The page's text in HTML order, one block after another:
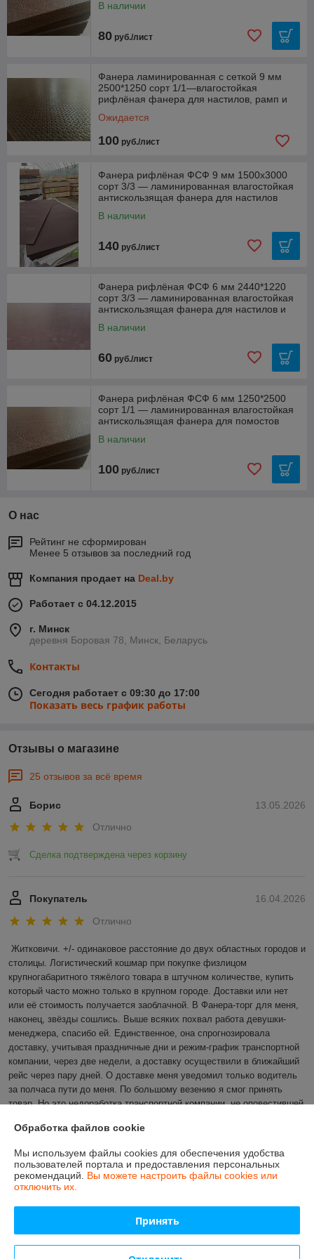
В наличии
80 руб./лист
Фанера ламинированная с сеткой 9 мм
2500*1250 сорт 1/1—влагостойкая
рифлёная фанера для настилов, рамп и
Ожидается
100 руб./лист
Фанера рифлёная ФСФ 9 мм 1500x3000
сорт 3/3 — ламинированная влагостойкая
антискользящая фанера для настилов
В наличии
140 руб./лист
Фанера рифлёная ФСФ 6 мм 2440*1220
сорт 3/3 — ламинированная влагостойкая
антискользящая фанера для настилов и
В наличии
60 руб./лист
Фанера рифлёная ФСФ 6 мм 1250*2500
сорт 1/1 — ламинированная влагостойкая
антискользящая фанера для помостов
В наличии
100 руб./лист
О нас
Рейтинг не сформирован
Менее 5 отзывов за последний год
Компания продает на Deal.by
Работает с 04.12.2015
г. Минск
деревня Боровая 78, Минск, Беларусь
Контакты
Сегодня работает с 09:30 до 17:00
Показать весь график работы
Отзывы о магазине
25 отзывов за всё время
13.05.2026
Борис
Отлично
Сделка подтверждена через корзину
16.04.2026
Покупатель
Отлично
Житковичи. +/- одинаковое расстояние до двух областных городов и
столицы. Логистический кошмар при покупке физлицом
крупногабаритного тяжёлого товара в штучном количестве, купить
который часто можно только в крупном городе. Доставки или нет
или её стоимость получается заоблачной. В Фанера-торг для меня,
наконец, звёзды сошлись. Выше всяких похвал работа девушки-
менеджера, спасибо ей. Единственное, она спрогнозировала
доставку, учитывая праздничные дни и режим-график транспортной
компании, через две недели, а доставку осуществили в ближайший
рейс через пару дней. О доставке меня уведомил только водитель
за полчаса пути до меня. По большому везению я смог принять
товар. Но это недоработка транспортной компании, не оповестившей
О нас
Обработка файлов cookie
Мы используем файлы cookies для обеспечения удобства
пользователей портала и предоставления персональных
рекомендаций. Вы можете настроить файлы cookies или
отключить их.
Принять